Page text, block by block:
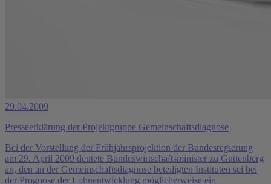
29.04.2009
Presseerklärung der Projektgruppe Gemeinschaftsdiagnose
Bei der Vorstellung der Frühjahrsprojektion der Bundesregierung
am 29. April 2009 deutete Bundeswirtschaftsminister zu Guttenberg
an, den an der Gemeinschaftsdiagnose beteiligten Instituten sei bei
der Prognose der Lohnentwicklung möglicherweise ein